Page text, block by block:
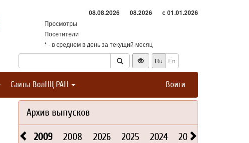
08.08.2026 08.2026 с 01.01.2026
Просмотры
Посетители
* - в среднем в день за текущий месяц
Ru
En
Сайты ВолНЦ РАН Войти
Архив выпусков
2009 2008 2026 2025 2024 2023